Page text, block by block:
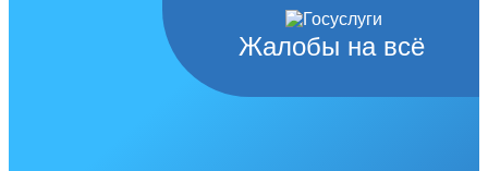
Жалобы на всё